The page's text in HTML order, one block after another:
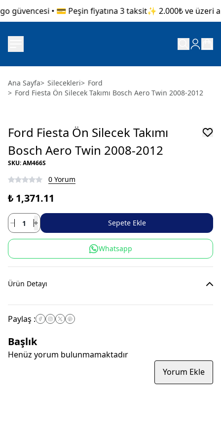
güvencesi • 💳 Peşin fiyatına 3 taksit✨ 2.000₺ ve üzeri
Ana Sayfa> Silecekleri> Ford
> Ford Fiesta Ön Silecek Takımı Bosch Aero Twin 2008-2012
Ford Fiesta Ön Silecek Takımı
Bosch Aero Twin 2008-2012
SKU:AM466S
0 Yorum
₺ 1,371.11
Sepete Ekle
Whatsapp
Ürün Detayı
Paylaş :
Başlık
Henüz yorum bulunmamaktadır
Yorum Ekle